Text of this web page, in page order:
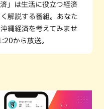
」は生活に役立つ経済
解説する番組。あなた
縄経済を考えてみませ
から放送。